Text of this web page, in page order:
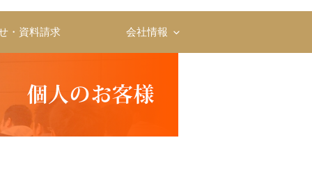
・資料請求 会社情報